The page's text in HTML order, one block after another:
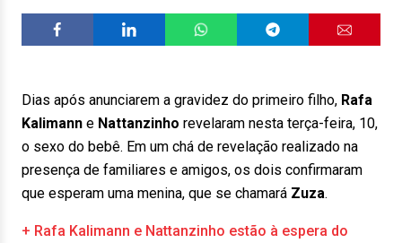
Dias após anunciarem a gravidez do primeiro filho, Rafa
Kalimann e Nattanzinho revelaram nesta terça-feira, 10,
o sexo do bebê. Em um chá de revelação realizado na
presença de familiares e amigos, os dois confirmaram
que esperam uma menina, que se chamará Zuza.
+ Rafa Kalimann e Nattanzinho estão à espera do